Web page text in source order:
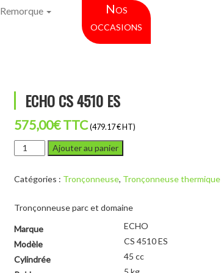
Remorque
Nos
occasions
ECHO CS 4510 ES
575,00€TTC (479.17 € HT)
quantité
de
CS
ES
Ajouter au panier
Catégories : Tronçonneuse, Tronçonneuse thermique
Tronçonneuse parc et domaine
Marque
ECHO
Modèle
CS 4510 ES
Cylindrée
45 cc